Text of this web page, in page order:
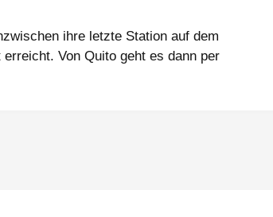
ihre letzte Station auf dem
Von Quito geht es dann per